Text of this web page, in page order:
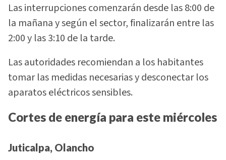
Las interrupciones comenzarán desde las 8:00 de
la mañana y según el sector, finalizarán entre las
2:00 y las 3:10 de la tarde.
Las autoridades recomiendan a los habitantes
tomar las medidas necesarias y desconectar los
aparatos eléctricos sensibles.
Cortes de energía para este miércoles
Juticalpa, Olancho